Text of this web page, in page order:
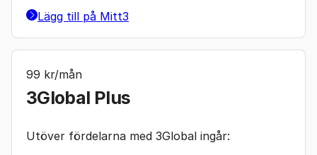
Lägg till på Mitt3
99 kr/mån
3Global Plus
Utöver fördelarna med 3Global ingår: